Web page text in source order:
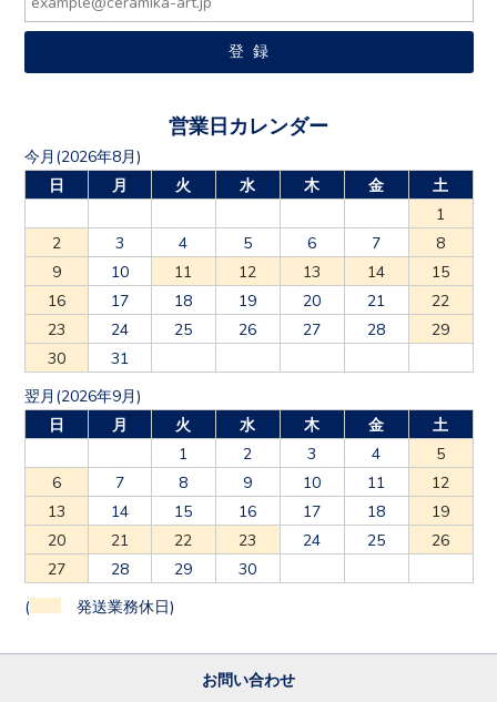
営業日カレンダー
今月(2026年8月)
日
月 火 水 木 金
土
1
2
3 4 5 6 7
8
9
10 11 12 13 14
15
16
17 18 19 20 21
22
23
24 25 26 27 28
29
30
31
翌月(2026年9月)
日
月 火 水 木 金
土
1
2 3 4
5
6
7 8 9 10 11
12
13
14 15 16 17 18
19
20
21 22 23 24 25
26
27
28 29 30
( 発送業務休日)
お問い合わせ